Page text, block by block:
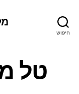
חיפוש
טל